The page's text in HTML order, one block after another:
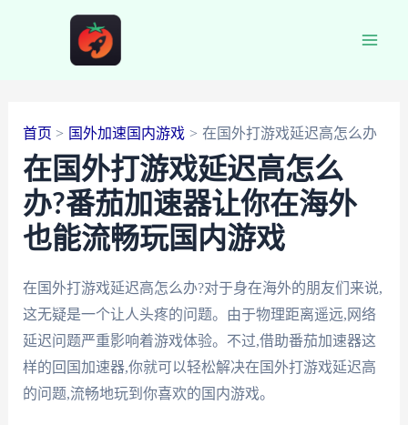
首页 国外加速国内游戏 在国外打游戏延迟高怎么办
在国外打游戏延迟高怎么
办?番茄加速器让你在海外
也能流畅玩国内游戏
在国外打游戏延迟高怎么办?对于身在海外的朋友们来说,
这无疑是一个让人头疼的问题。由于物理距离遥远,网络
延迟问题严重影响着游戏体验。不过,借助番茄加速器这
样的回国加速器,你就可以轻松解决在国外打游戏延迟高
的问题,流畅地玩到你喜欢的国内游戏。